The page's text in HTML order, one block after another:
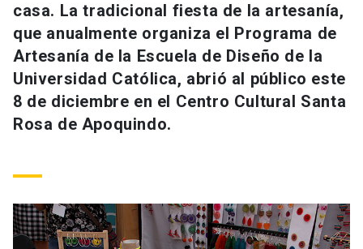
Estudiantes
Académicos
Personal
Padres y familia
Vecinos launch
Admisión launch
Mi Cuenta UC launch
Correo UC launch
Donaciones launch
casa. La tradicional fiesta de la artesanía,
que anualmente organiza el Programa de
Artesanía de la Escuela de Diseño de la
Universidad Católica, abrió al público este
8 de diciembre en el Centro Cultural Santa
Rosa de Apoquindo.